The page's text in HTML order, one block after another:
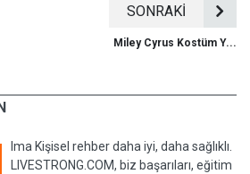
SONRAKİ
Miley Cyrus Kostüm Y...
lma Kişisel rehber daha iyi, daha sağlıklı.
LIVESTRONG.COM, biz başarıları, eğitim